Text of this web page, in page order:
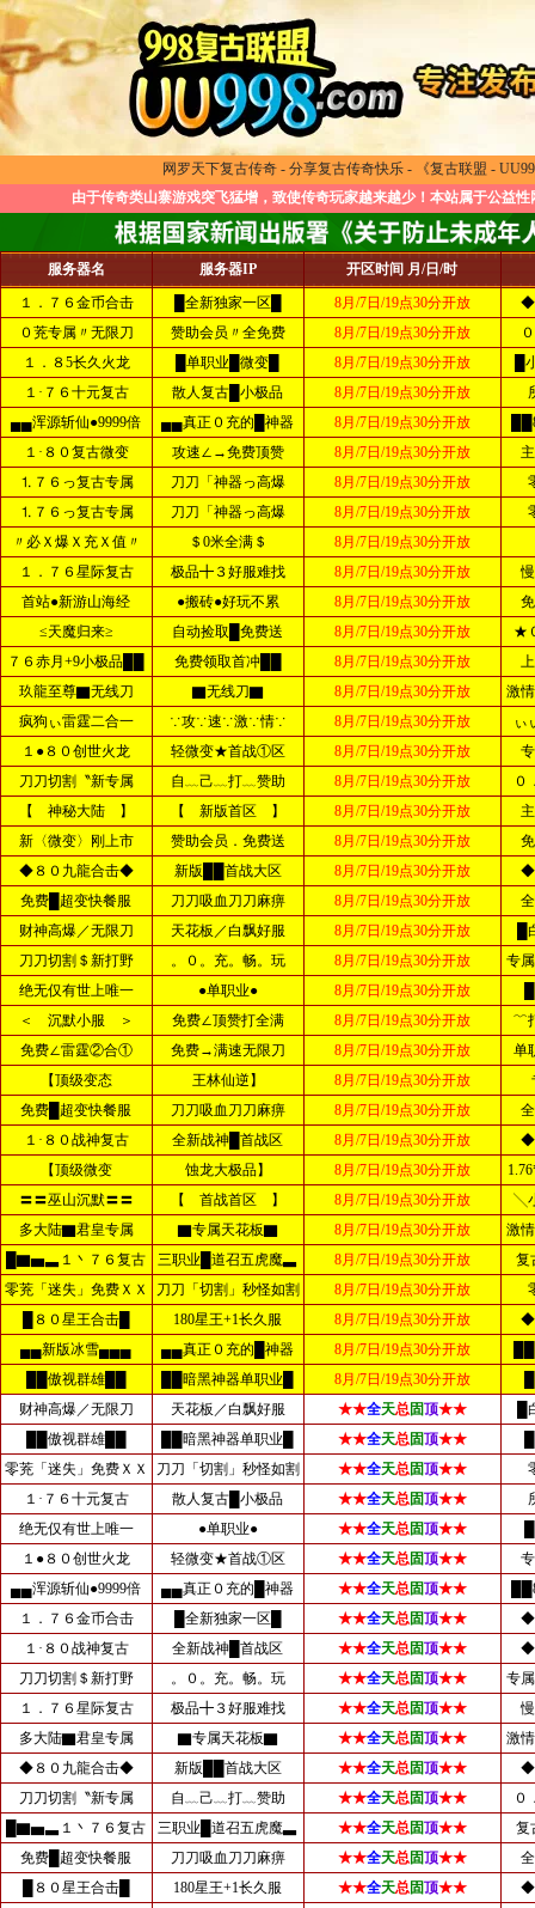
网罗天下复古传奇 - 分享复古传奇快乐 - 《复古联盟 -
由于传奇类山寨游戏突飞猛增，致使传奇玩家越来越少！本站属于公益
服务器名 服务器IP
开区时间 月/日/时
１．７６金币合击
█全新独家一区█ 8月/7日/19点30分开放
◆
０茺专属〃无限刀
赞助会员〃全免费 8月/7日/19点30分开放
１．８5长久火龙
█单职业█微变█ 8月/7日/19点30分开放
█
１·７６十元复古
散人复古█小极品 8月/7日/19点30分开放
▄▄浑源斩仙●9999倍
▄▄真正０充的█神器 8月/7日/19点30分开放
１·８０复古微变
攻速∠→免费顶赞 8月/7日/19点30分开放
⒈７６っ复古专属
刀刀「神器っ高爆 8月/7日/19点30分开放
⒈７６っ复古专属
刀刀「神器っ高爆 8月/7日/19点30分开放
〃必Ｘ爆Ｘ充Ｘ值〃
＄0米全满＄
8月/7日/19点30分开放
１．７６星际复古
极品╋３好服难找 8月/7日/19点30分开放
首站●新游山海经
●搬砖●好玩不累 8月/7日/19点30分开放
≤天魔归来≥
自动捡取█免费送 8月/7日/19点30分开放
★
７６赤月+9小极品██
免费领取首冲██ 8月/7日/19点30分开放
玖龍至尊▇无线刀
▇无线刀▇ 8月/7日/19点30分开放
激
疯狗ぃ雷霆二合一
∵攻∵速∵激∵情∵ 8月/7日/19点30分开放
ぃ
１●８０创世火龙
轻微变★首战①区 8月/7日/19点30分开放
刀刀切割〝新专属
自﹏己﹏打﹏赞助 8月/7日/19点30分开放
０
【 神秘大陆 】
【 新版首区 】 8月/7日/19点30分开放
新〈微变〉刚上市
赞助会员．免费送 8月/7日/19点30分开放
◆８０九龍合击◆
新版██首战大区 8月/7日/19点30分开放
◆
免费█超变快餐服
刀刀吸血刀刀麻痹 8月/7日/19点30分开放
财神高爆／无限刀
天花板／白飘好服 8月/7日/19点30分开放
刀刀切割＄新打野
。０。充。畅。玩 8月/7日/19点30分开放
专
绝无仅有世上唯一
●单职业● 8月/7日/19点30分开放
＜ 沉默小服 ＞
免费∠顶赞打全满 8月/7日/19点30分开放
﹌
免费∠雷霆②合①
免费→满速无限刀 8月/7日/19点30分开放
单
【顶级变态
王林仙逆】 8月/7日/19点30分开放
免费█超变快餐服
刀刀吸血刀刀麻痹 8月/7日/19点30分开放
１·８０战神复古
全新战神█首战区 8月/7日/19点30分开放
◆
【顶级微变
蚀龙大极品】 8月/7日/19点30分开放
〓〓巫山沉默〓〓
【 首战首区 】 8月/7日/19点30分开放
╲
多大陆▇君皇专属
▇专属天花板▇ 8月/7日/19点30分开放
激
█▇▅▃１丶７６复古
三职业█道召五虎魔▃ 8月/7日/19点30分开放
复
零茺「迷失」免费ＸＸ
刀刀「切割」秒怪如割 8月/7日/19点30分开放
█８０星王合击█
180星王+1长久服 8月/7日/19点30分开放
◆
▄▄新版冰雪▄▄▄
▄▄真正０充的█神器 8月/7日/19点30分开放
██傲视群雄██
██暗黑神器单职业█ 8月/7日/19点30分开放
财神高爆／无限刀
天花板／白飘好服 ★★全天总固顶★★
██傲视群雄██
██暗黑神器单职业█ ★★全天总固顶★★
零茺「迷失」免费ＸＸ
刀刀「切割」秒怪如割 ★★全天总固顶★★
１·７６十元复古
散人复古█小极品 ★★全天总固顶★★
绝无仅有世上唯一
●单职业● ★★全天总固顶★★
１●８０创世火龙
轻微变★首战①区 ★★全天总固顶★★
▄▄浑源斩仙●9999倍
▄▄真正０充的█神器 ★★全天总固顶★★
１．７６金币合击
█全新独家一区█ ★★全天总固顶★★
◆
１·８０战神复古
全新战神█首战区 ★★全天总固顶★★
◆
刀刀切割＄新打野
。０。充。畅。玩 ★★全天总固顶★★
专
１．７６星际复古
极品╋３好服难找 ★★全天总固顶★★
多大陆▇君皇专属
▇专属天花板▇ ★★全天总固顶★★
激
◆８０九龍合击◆
新版██首战大区 ★★全天总固顶★★
◆
刀刀切割〝新专属
自﹏己﹏打﹏赞助 ★★全天总固顶★★
０
█▇▅▃１丶７６复古
三职业█道召五虎魔▃ ★★全天总固顶★★
复
免费█超变快餐服
刀刀吸血刀刀麻痹 ★★全天总固顶★★
█８０星王合击█
180星王+1长久服 ★★全天总固顶★★
◆